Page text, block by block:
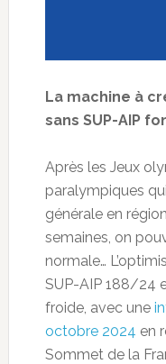
La machine à
sans SUP-AIP
Après les Jeux
paralympiques
générale en
semaines, on
normale…
SUP-AIP 188/24
froide, avec une
octobre 2024 en
Sommet de la